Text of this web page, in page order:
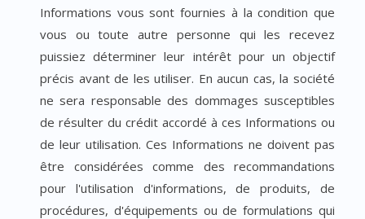
Informations vous sont fournies à la condition que
vous ou toute autre personne qui les recevez
puissiez déterminer leur intérêt pour un objectif
précis avant de les utiliser. En aucun cas, la société
ne sera responsable des dommages susceptibles
de résulter du crédit accordé à ces Informations ou
de leur utilisation. Ces Informations ne doivent pas
être considérées comme des recommandations
pour l'utilisation d'informations, de produits, de
procédures, d'équipements ou de formulations qui